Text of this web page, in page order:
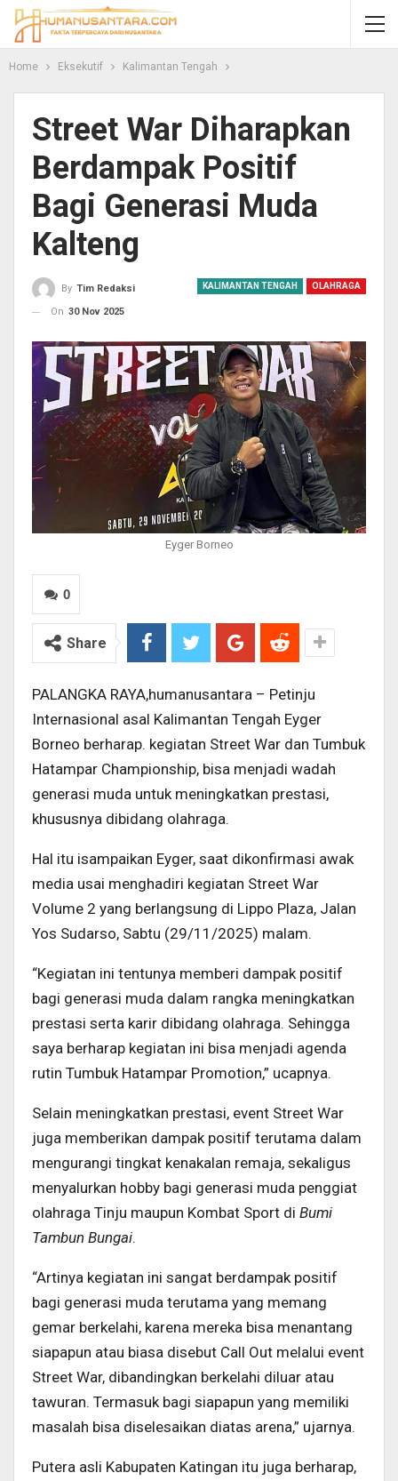
Home Eksekutif Kalimantan Tengah
Street War Diharapkan
Berdampak Positif
Bagi Generasi Muda
Kalteng
KALIMANTAN TENGAH OLAHRAGA
By Tim Redaksi
On 30 Nov 2025
Eyger Borneo
0
Share
PALANGKA RAYA,humanusantara – Petinju
Internasional asal Kalimantan Tengah Eyger
Borneo berharap. kegiatan Street War dan Tumbuk
Hatampar Championship, bisa menjadi wadah
generasi muda untuk meningkatkan prestasi,
khususnya dibidang olahraga.
Hal itu isampaikan Eyger, saat dikonfirmasi awak
media usai menghadiri kegiatan Street War
Volume 2 yang berlangsung di Lippo Plaza, Jalan
Yos Sudarso, Sabtu (29/11/2025) malam.
“Kegiatan ini tentunya memberi dampak positif
bagi generasi muda dalam rangka meningkatkan
prestasi serta karir dibidang olahraga. Sehingga
saya berharap kegiatan ini bisa menjadi agenda
rutin Tumbuk Hatampar Promotion,” ucapnya.
Selain meningkatkan prestasi, event Street War
juga memberikan dampak positif terutama dalam
mengurangi tingkat kenakalan remaja, sekaligus
menyalurkan hobby bagi generasi muda penggiat
olahraga Tinju maupun Kombat Sport di Bumi
Tambun Bungai.
“Artinya kegiatan ini sangat berdampak positif
bagi generasi muda terutama yang memang
gemar berkelahi, karena mereka bisa menantang
siapapun atau biasa disebut Call Out melalui event
Street War, dibandingkan berkelahi diluar atau
tawuran. Termasuk bagi siapapun yang memiliki
masalah bisa diselesaikan diatas arena,” ujarnya.
Putera asli Kabupaten Katingan itu juga berharap,